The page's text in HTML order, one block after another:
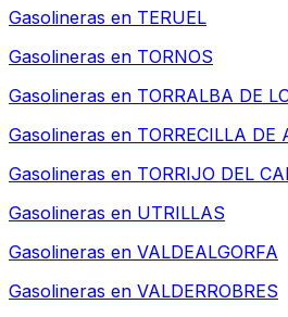
Gasolineras en TERUEL
Gasolineras en TORNOS
Gasolineras en TORRALBA DE
Gasolineras en TORRECILLA DE
Gasolineras en TORRIJO DEL
Gasolineras en UTRILLAS
Gasolineras en VALDEALGORFA
Gasolineras en VALDERROBRES